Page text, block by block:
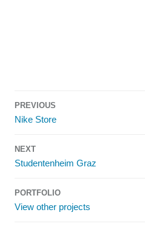
navigation
PREVIOUS
Nike Store
NEXT
Studentenheim Graz
PORTFOLIO
View other projects